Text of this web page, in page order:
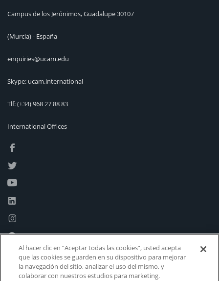
Campus de los Jerónimos, Guadalupe 30107
(Murcia) - España
enquiries@ucam.edu
Skype: ucam.international
Tlf:(+34) 968 27 88 83
International Offices
Al hacer clic en “Aceptar todas las cookies”, usted acepta
que las cookies se guarden en su dispositivo para mejorar
la navegación del sitio, analizar el uso del mismo, y
colaborar con nuestros estudios para marketing.